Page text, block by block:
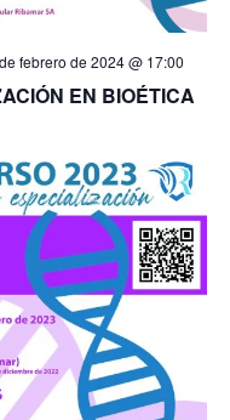
febrero de 2024 @ 17:00
EN BIOÉTICA